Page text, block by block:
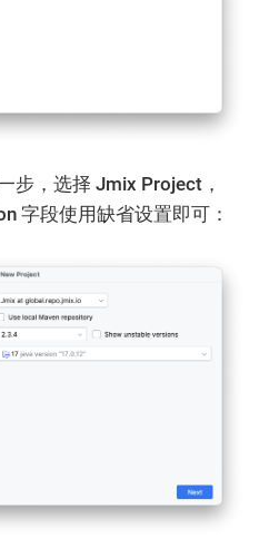
步，选择 Jmix Project ，
字段使用缺省设置即可：